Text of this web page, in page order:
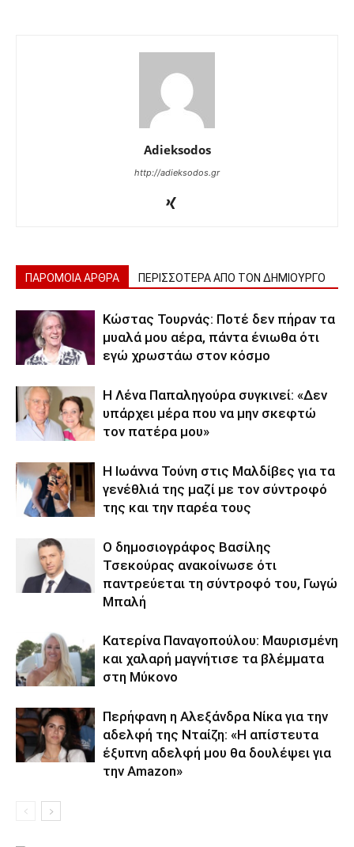
Adieksodos
http://adieksodos.gr
ΠΑΡΟΜΟΙΑ ΑΡΘΡΑ ΠΕΡΙΣΣΟΤΕΡΑ ΑΠΟ ΤΟΝ ΔΗΜΙΟΥΡΓΟ
Κώστας Τουρνάς: Ποτέ δεν πήραν τα
μυαλά μου αέρα, πάντα ένιωθα ότι
εγώ χρωστάω στον κόσμο
Η Λένα Παπαληγούρα συγκινεί: «Δεν
υπάρχει μέρα που να μην σκεφτώ
τον πατέρα μου»
Η Ιωάννα Τούνη στις Μαλδίβες για τα
γενέθλιά της μαζί με τον σύντροφό
της και την παρέα τους
Ο δημοσιογράφος Βασίλης
Τσεκούρας ανακοίνωσε ότι
παντρεύεται τη σύντροφό του, Γωγώ
Μπαλή
Κατερίνα Παναγοπούλου: Μαυρισμένη
και χαλαρή μαγνήτισε τα βλέμματα
στη Μύκονο
Περήφανη η Αλεξάνδρα Νίκα για την
αδελφή της Νταίζη: «Η απίστευτα
έξυπνη αδελφή μου θα δουλέψει για
την Amazon»